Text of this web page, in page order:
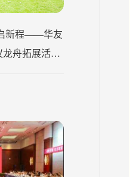
龙舟拓展活动